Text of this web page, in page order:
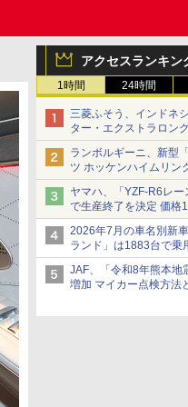
アクセスランキン
1時間 24時間
三菱ふそう、インドネ
ター・エクストラロン
ックベースの観光・旅
ランボルギーニ、新型
ツ ホッケンハイムリン
記録
ヤマハ、「YZF-R6レ
で生産終了を決定 価格
2026年7月の車名別新
ランド」は1883台で乗
は2591台で27位に
JAF、「令和8年熊本地
増加 マイカー点検方法